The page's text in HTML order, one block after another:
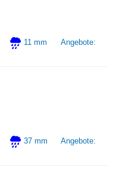
11 mm
Angebote:
37 mm
Angebote: